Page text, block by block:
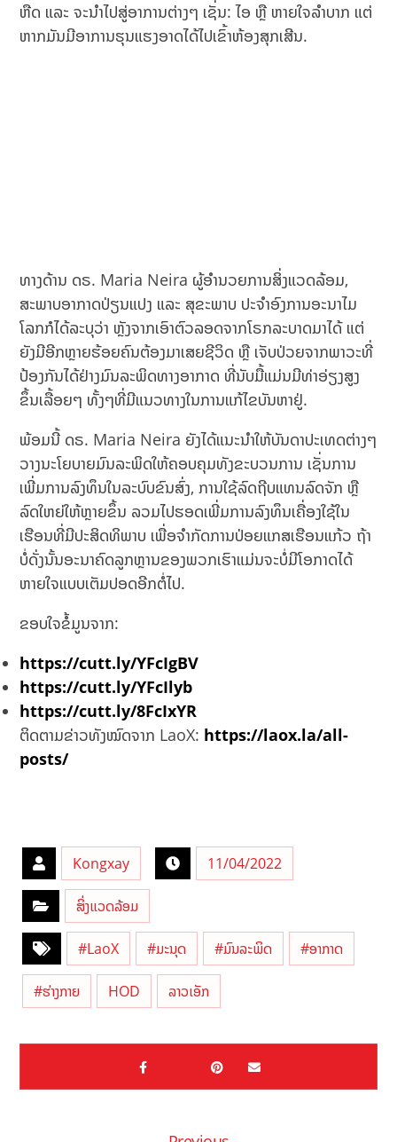
ຫືດ ແລະ ຈະນໍາໄປສູ່ອາການຕ່າງໆ ເຊັ່ນ: ໄອ ຫຼື ຫາຍໃຈລຳບາກ ແຕ່
ຫາກມັນມີອາການຮຸນແຮງອາດໄດ້ໄປເຂົ້າຫ້ອງສຸກເສີນ.
ທາງດ້ານ ດຣ. Maria Neira ຜູ້ອຳນວຍການສິ່ງແວດລ້ອມ,
ສະພາບອາກາດປ່ຽນແປງ ແລະ ສຸຂະພາບ ປະຈຳອົງການອະນາໄມ
ໂລກກໍໄດ້ລະບຸວ່າ ຫຼັງຈາກເອົາຕົວລອດຈາກໂຣກລະບາດມາໄດ້ ແຕ່
ຍັງມີອີກຫຼາຍຮ້ອຍຄົນຕ້ອງມາເສຍຊີວິດ ຫຼື ເຈັບປ່ວຍຈາກພາວະທີ່
ປ້ອງກັນໄດ້ຢ່າງມົນລະພິດທາງອາກາດ ທີ່ນັບມື້ແມ່ນມີທ່າອ່ຽງສູງ
ຂຶ້ນເລື້ອຍໆ ທັ້ງໆທີ່ມີແນວທາງໃນການແກ້ໄຂບັນຫາຢູ່.
ພ້ອມນີ້ ດຣ. Maria Neira ຍັງໄດ້ແນະນໍາໃຫ້ບັນດາປະເທດຕ່າງໆ
ວາງນະໂຍບາຍມົນລະພິດໃຫ້ຄອບຄຸມທັງຂະບວນການ ເຊັ່ນການ
ເພີ່ມການລົງທຶນໃນລະບົບຂົນສົ່ງ, ການໃຊ້ລົດຖີບແທນລົດຈັກ ຫຼື
ລົດໃຫຍ່ໃຫ້ຫຼາຍຂຶ້ນ ລວມໄປຮອດເພີ່ມການລົງທຶນເຄື່ອງໃຊ້ໃນ
ເຮືອນທີ່ມີປະສິດທິພາບ ເພື່ອຈຳກັດການປ່ອຍແກສເຮືອນແກ້ວ ຖ້າ
ບໍ່ດັ່ງນັ້ນອະນາຄົດລູກຫຼານຂອງພວກເຮົາແມ່ນຈະບໍ່ມີໂອກາດໄດ້
ຫາຍໃຈແບບເຕັມປອດອີກຕໍ່ໄປ.
ຂອບໃຈຂໍ້ມູນຈາກ:
https://cutt.ly/YFcIgBV
https://cutt.ly/YFcIlyb
https://cutt.ly/8FcIxYR
ຕິດຕາມຂ່າວທັງໝົດຈາກ LaoX: https://laox.la/all-
posts/
Kongxay 11/04/2022
ສິ່ງແວດລ້ອມ
#LaoX #ມະນຸດ #ມົນລະພິດ #ອາກາດ
#ຮ່າງກາຍ HOD ລາວເອັກ